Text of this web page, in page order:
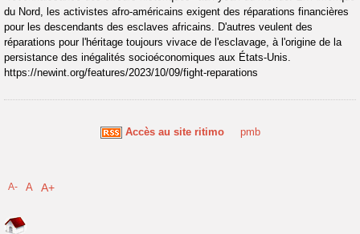
du Nord, les activistes afro-américains exigent des réparations financières
pour les descendants des esclaves africains. D'autres veulent des
réparations pour l'héritage toujours vivace de l'esclavage, à l'origine de la
persistance des inégalités socioéconomiques aux États-Unis.
https://newint.org/features/2023/10/09/fight-reparations
Accès au site ritimo pmb
A- A A+